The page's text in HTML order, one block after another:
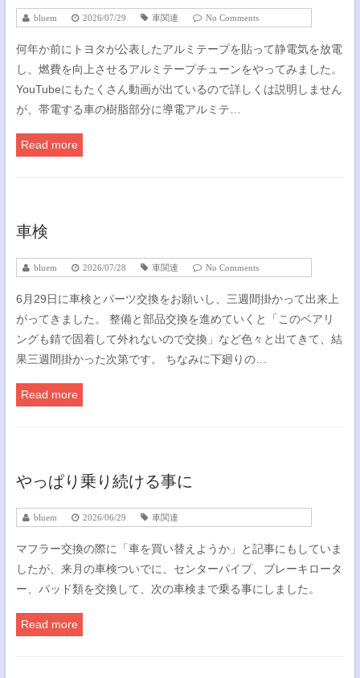
bluem 2026/07/29 車関連 No Comments
何年か前にトヨタが公表したアルミテープを貼って静電気を放電
し、燃費を向上させるアルミテープチューンをやってみました。
YouTubeにもたくさん動画が出ているので詳しくは説明しません
が、帯電する車の樹脂部分に導電アルミテ…
Read more
車検
bluem 2026/07/28 車関連 No Comments
6月29日に車検とパーツ交換をお願いし、三週間掛かって出来上
がってきました。 整備と部品交換を進めていくと「このベアリ
ングも錆で固着して外れないので交換」など色々と出てきて、結
果三週間掛かった次第です。 ちなみに下廻りの…
Read more
やっぱり乗り続ける事に
bluem 2026/06/29 車関連
マフラー交換の際に「車を買い替えようか」と記事にもしていま
したが、来月の車検ついでに、センターパイプ、ブレーキロータ
ー、パッド類を交換して、次の車検まで乗る事にしました。
Read more